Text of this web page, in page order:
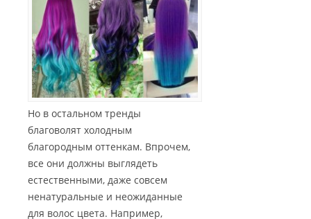
Но в остальном тренды
благоволят холодным
благородным оттенкам. Впрочем,
все они должны выглядеть
естественными, даже совсем
ненатуральные и неожиданные
для волос цвета. Например,